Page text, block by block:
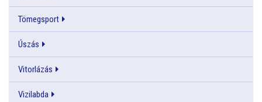
Tömegsport
Úszás
Vitorlázás
Vizilabda